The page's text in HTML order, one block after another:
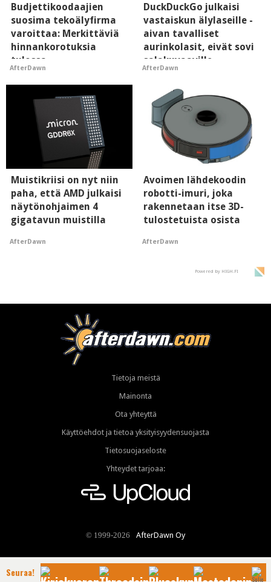
Budjettikoodaajien
suosima tekoälyfirma
varoittaa: Merkittäviä
hinnankorotuksia
tulossa
AfterDawn
DuckDuckGo julkaisi
vastaiskun älylaseille -
aivan tavalliset
aurinkolasit, eivät sovi
salakuvaaville
hyypiöille
AfterDawn
Muistikriisi on nyt niin
paha, että AMD julkaisi
näytönohjaimen 4
gigatavun muistilla
AfterDawn
Avoimen lähdekoodin
robotti-imuri, joka
rakennetaan itse 3D-
tulostetuista osista
AfterDawn
Powered by HIGH.FI
Tietoja meistä
Mainonta
Ota yhteyttä
Käyttöehdot ja tietoa yksityisyydensuojasta
Tietosuojaseloste
Yhteydet tarjoaa:
© 1999-2026 AfterDawn Oy
Seuraa!